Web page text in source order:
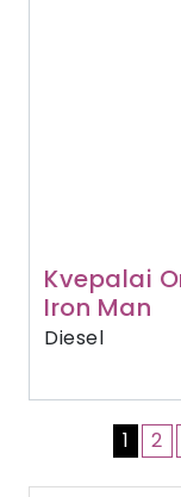
Kvepalai
Iron Man
Diesel
1 2